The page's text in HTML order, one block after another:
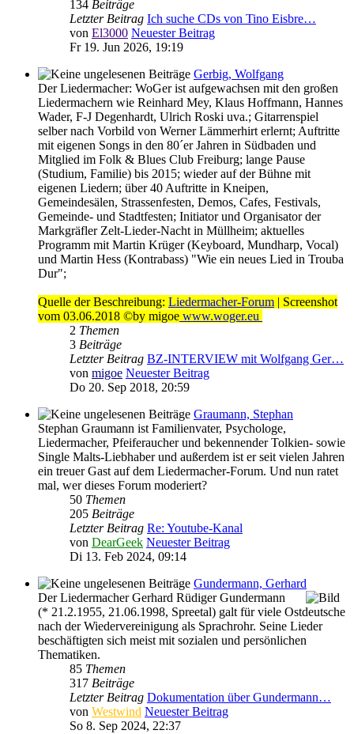
134 Beiträge
Letzter Beitrag Ich suche CDs von Tino Eisbre…
von El3000 Neuester Beitrag
Fr 19. Jun 2026, 19:19
Gerbig, Wolfgang
Der Liedermacher: WoGer ist aufgewachsen mit den großen
Liedermachern wie Reinhard Mey, Klaus Hoffmann, Hannes
Wader, F-J Degenhardt, Ulrich Roski uva.; Gitarrenspiel
selber nach Vorbild von Werner Lämmerhirt erlernt; Auftritte
mit eigenen Songs in den 80´er Jahren in Südbaden und
Mitglied im Folk & Blues Club Freiburg; lange Pause
(Studium, Familie) bis 2015; wieder auf der Bühne mit
eigenen Liedern; über 40 Auftritte in Kneipen,
Gemeindesälen, Strassenfesten, Demos, Cafes, Festivals,
Gemeinde- und Stadtfesten; Initiator und Organisator der
Markgräfler Zelt-Lieder-Nacht in Müllheim; aktuelles
Programm mit Martin Krüger (Keyboard, Mundharp, Vocal)
und Martin Hess (Kontrabass) "Wie ein neues Lied in Trouba
Dur";
Quelle der Beschreibung: Liedermacher-Forum | Screenshot
vom 03.06.2018 ©by migoe www.woger.eu
2 Themen
3 Beiträge
Letzter Beitrag BZ-INTERVIEW mit Wolfgang Ger…
von migoe Neuester Beitrag
Do 20. Sep 2018, 20:59
Graumann, Stephan
Stephan Graumann ist Familienvater, Psychologe,
Liedermacher, Pfeiferaucher und bekennender Tolkien- sowie
Single Malts-Liebhaber und außerdem ist er seit vielen Jahren
ein treuer Gast auf dem Liedermacher-Forum. Und nun ratet
mal, wer dieses Forum moderiert?
50 Themen
205 Beiträge
Letzter Beitrag Re: Youtube-Kanal
von DearGeek Neuester Beitrag
Di 13. Feb 2024, 09:14
Gundermann, Gerhard
Der Liedermacher Gerhard Rüdiger Gundermann
(* 21.2.1955, 21.06.1998, Spreetal) galt für viele Ostdeutsche
nach der Wiedervereinigung als Sprachrohr. Seine Lieder
beschäftigten sich meist mit sozialen und persönlichen
Thematiken.
85 Themen
317 Beiträge
Letzter Beitrag Dokumentation über Gundermann…
von Westwind Neuester Beitrag
So 8. Sep 2024, 22:37